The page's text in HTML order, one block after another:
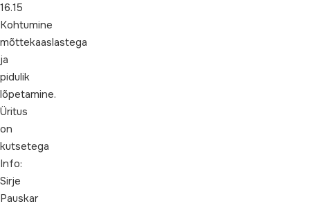
16.15
Kohtumine
mõttekaaslastega
ja
pidulik
lõpetamine.
Üritus
on
kutsetega
Info:
Sirje
Pauskar